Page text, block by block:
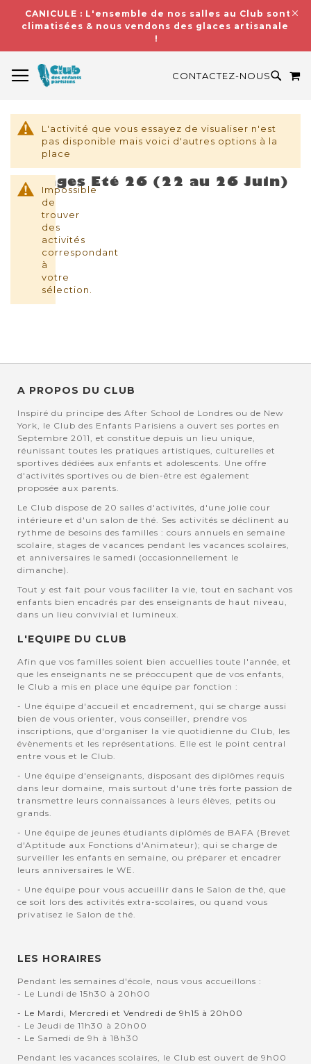
CANICULE : L'ensemble de nos salles au Club sont
climatisées & nous vendons des glaces artisanales
!
CONTACTEZ-NOUS
L'activité que vous essayez de visualiser n'est
pas disponible mais voici d'autres options à la
place
Stages Eté 26 (22 au 26 Juin)
Impossible
de
trouver
des
activités
correspondant
à
votre
sélection.
A PROPOS DU CLUB
Inspiré du principe des After School de Londres ou de New
York, le Club des Enfants Parisiens a ouvert ses portes en
Septembre 2011, et constitue depuis un lieu unique,
réunissant toutes les pratiques artistiques, culturelles et
sportives dédiées aux enfants et adolescents. Une offre
d'activités sportives ou de bien-être est également
proposée aux parents.
Le Club dispose de 20 salles d'activités, d'une jolie cour
intérieure et d'un salon de thé. Ses activités se déclinent au
rythme de besoins des familles : cours annuels en semaine
scolaire, stages de vacances pendant les vacances scolaires,
et anniversaires le samedi (occasionnellement le
dimanche).
Tout y est fait pour vous faciliter la vie, tout en sachant vos
enfants bien encadrés par des enseignants de haut niveau,
dans un lieu convivial et lumineux.
L'EQUIPE DU CLUB
Afin que vos familles soient bien accuellies toute l'année, et
que les enseignants ne se préoccupent que de vos enfants,
le Club a mis en place une équipe par fonction :
- Une équipe d'accueil et encadrement, qui se charge aussi
bien de vous orienter, vous conseiller, prendre vos
inscriptions, que d'organiser la vie quotidienne du Club, les
évènements et les représentations. Elle est le point central
entre vous et le Club.
- Une équipe d'enseignants, disposant des diplômes requis
dans leur domaine, mais surtout d'une très forte passion de
transmettre leurs connaissances à leurs élèves, petits ou
grands.
- Une équipe de jeunes étudiants diplômés de BAFA (Brevet
d'Aptitude aux Fonctions d'Animateur); qui se charge de
surveiller les enfants en semaine, ou préparer et encadrer
leurs anniversaires le WE.
- Une équipe pour vous accueillir dans le Salon de thé, que
ce soit lors des activités extra-scolaires, ou quand vous
privatisez le Salon de thé.
LES HORAIRES
Pendant les semaines d'école, nous vous accueillons :
- Le Lundi de 15h30 à 20h00
- Le Mardi, Mercredi et Vendredi de 9h15 à 20h00
- Le Jeudi de 11h30 à 20h00
- Le Samedi de 9h à 18h30
Pendant les vacances scolaires, le Club est ouvert de 9h00